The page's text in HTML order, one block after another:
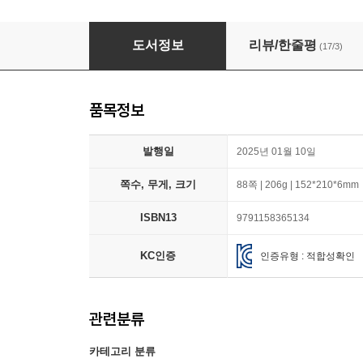
매화귀신학교
도서정보 리뷰/한줄평 (17/3)
품목정보
발행일 2025년 01월 10일
쪽수, 무게, 크기 88쪽 | 206g | 152*210*6mm
ISBN13 9791158365134
KC인증 인증유형 : 적합성확인
관련분류
카테고리 분류